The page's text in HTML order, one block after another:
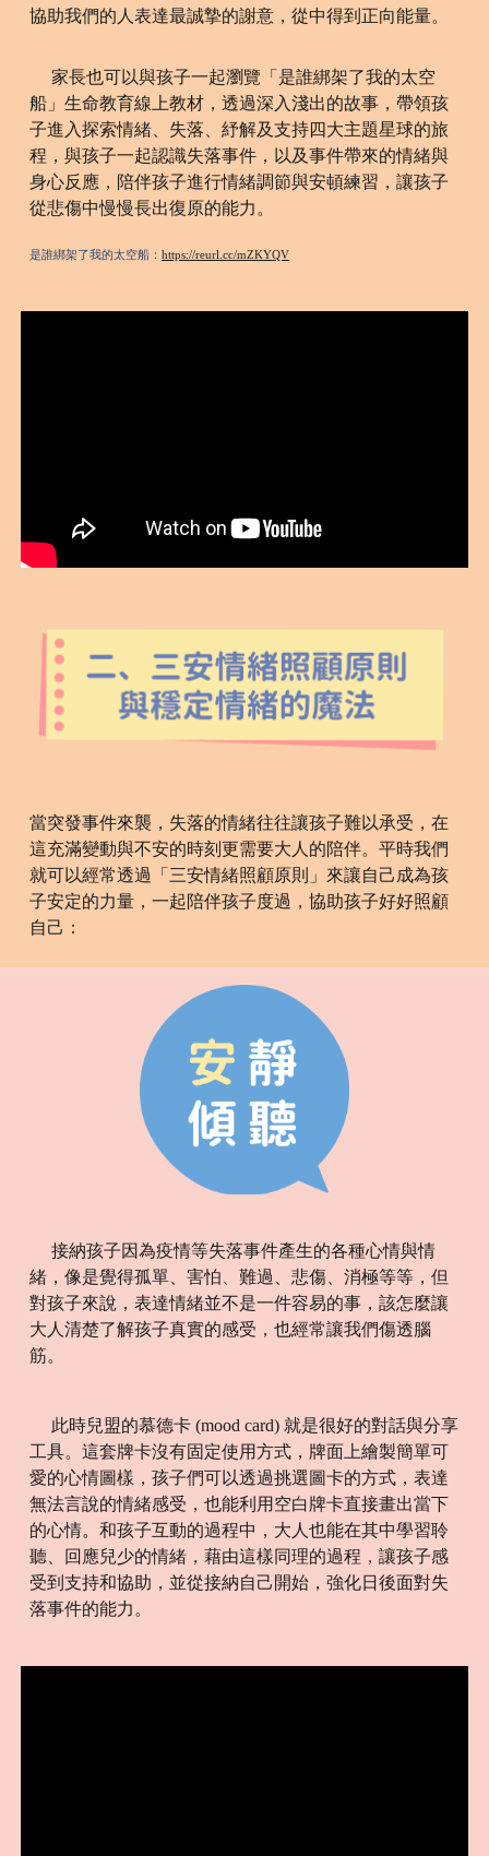
協助我們的人表達最誠摯的謝意，從中得到正向能量。
家長也可以與孩子一起瀏覽「是誰綁架了我的太空
船」生命教育線上教材，透過深入淺出的故事，帶領孩
子進入探索情緒、失落、紓解及支持四大主題星球的旅
程，與孩子一起認識失落事件，以及事件帶來的情緒與
身心反應，陪伴孩子進行情緒調節與安頓練習，讓孩子
從悲傷中慢慢長出復原的能力。
是誰綁架了我的太空船：https://reurl.cc/mZKYQV
當突發事件來襲，失落的情緒往往讓孩子難以承受，在
這充滿變動與不安的時刻更需要大人的陪伴。平時我們
就可以經常透過「三安情緒照顧原則」來讓自己成為孩
子安定的力量，一起陪伴孩子度過，協助孩子好好照顧
自己：
接納孩子因為疫情等失落事件產生的各種心情與情
緒，像是覺得孤單、害怕、難過、悲傷、消極等等，但
對孩子來說，表達情緒並不是一件容易的事，該怎麼讓
大人清楚了解孩子真實的感受，也經常讓我們傷透腦
筋。
此時兒盟的慕德卡 (mood card) 就是很好的對話與分享
工具。這套牌卡沒有固定使用方式，牌面上繪製簡單可
愛的心情圖樣，孩子們可以透過挑選圖卡的方式，表達
無法言說的情緒感受，也能利用空白牌卡直接畫出當下
的心情。和孩子互動的過程中，大人也能在其中學習聆
聽、回應兒少的情緒，藉由這樣同理的過程，讓孩子感
受到支持和協助，並從接納自己開始，強化日後面對失
落事件的能力。